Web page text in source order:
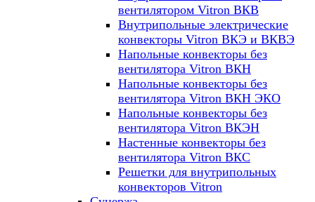
вентилятором Vitron ВКВ
Внутрипольные электрические
конвекторы Vitron ВКЭ и ВКВЭ
Напольные конвекторы без
вентилятора Vitron ВКН
Напольные конвекторы без
вентилятора Vitron ВКН ЭКО
Напольные конвекторы без
вентилятора Vitron ВКЭН
Настенные конвекторы без
вентилятора Vitron ВКС
Решетки для внутрипольных
конвекторов Vitron